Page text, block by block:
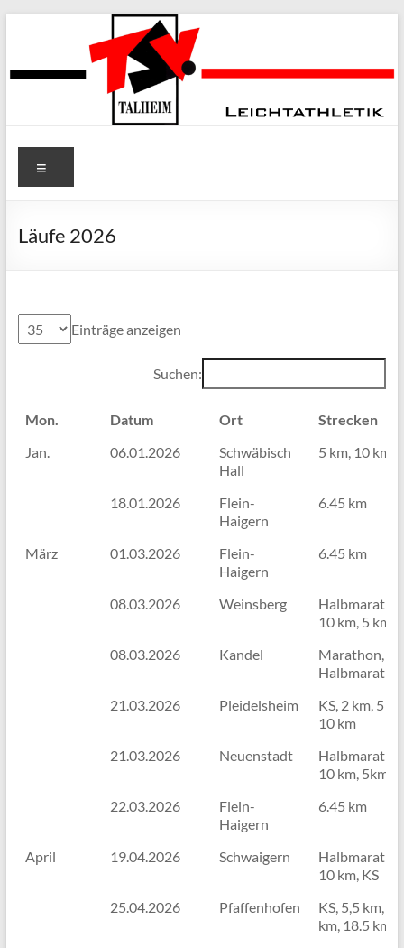
TSV Talheim
e.V. Abt.
Leichtathletik
Läufe 2026
Einträge anzeigen
Suchen:
Mon. Datum Ort
Strecken
Mon.
Datum Ort Strecken
Jan. 06.01.2026
Schwäbisch
Hall
5 km, 10 km,
18.01.2026
Flein-
Haigern
6.45 km
März 01.03.2026
Flein-
Haigern
6.45 km
08.03.2026 Weinsberg
10 km, 5 km
08.03.2026
Kandel
Marathon,
21.03.2026
Pleidelsheim
KS, 2 km, 5
10 km
21.03.2026
Neuenstadt
10 km, 5km,
22.03.2026
Flein-
Haigern
6.45 km
April 19.04.2026 Schwaigern
10 km, KS
25.04.2026
Pfaffenhofen
KS, 5,5 km,
km, 18.5 km